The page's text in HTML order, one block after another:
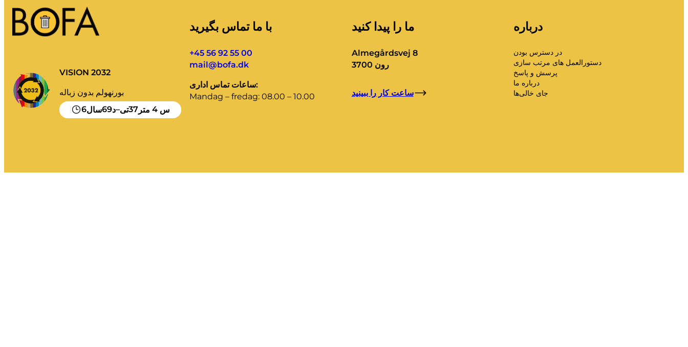
VISION 2032
بورنهولم بدون زباله
6سال69د–تی37متر 3 س
با ما تماس بگیرید
+45 56 92 55 00
mail@bofa.dk
ساعات تماس اداری:
Mandag – fredag: 08.00 – 10.00
ما را پیدا کنید
Almegårdsvej 8
3700 رون
ساعت کار را ببینید
درباره
در دسترس بودن
دستورالعمل های مرتب سازی
پرسش و پاسخ
درباره ما
جای خالی‌ها